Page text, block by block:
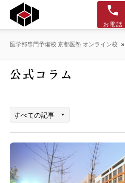
お電話
医学部専門予備校 京都医塾 オンライン校 »
公式コラム